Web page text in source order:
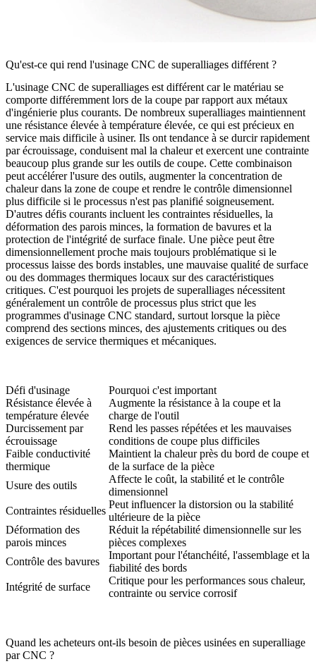
Qu'est-ce qui rend l'usinage CNC de superalliages différent ?
L'usinage CNC de superalliages est différent car le matériau se
comporte différemment lors de la coupe par rapport aux métaux
d'ingénierie plus courants. De nombreux superalliages maintiennent
une résistance élevée à température élevée, ce qui est précieux en
service mais difficile à usiner. Ils ont tendance à se durcir rapidement
par écrouissage, conduisent mal la chaleur et exercent une contrainte
beaucoup plus grande sur les outils de coupe. Cette combinaison
peut accélérer l'usure des outils, augmenter la concentration de
chaleur dans la zone de coupe et rendre le contrôle dimensionnel
plus difficile si le processus n'est pas planifié soigneusement.
D'autres défis courants incluent les contraintes résiduelles, la
déformation des parois minces, la formation de bavures et la
protection de l'intégrité de surface finale. Une pièce peut être
dimensionnellement proche mais toujours problématique si le
processus laisse des bords instables, une mauvaise qualité de surface
ou des dommages thermiques locaux sur des caractéristiques
critiques. C'est pourquoi les projets de superalliages nécessitent
généralement un contrôle de processus plus strict que les
programmes d'usinage CNC standard, surtout lorsque la pièce
comprend des sections minces, des ajustements critiques ou des
exigences de service thermiques et mécaniques.
Défi d'usinage
Pourquoi c'est important
Résistance élevée à
température élevée
Augmente la résistance à la coupe et la
charge de l'outil
Durcissement par
écrouissage
Rend les passes répétées et les mauvaises
conditions de coupe plus difficiles
Faible conductivité
thermique
Maintient la chaleur près du bord de coupe et
de la surface de la pièce
Usure des outils
Affecte le coût, la stabilité et le contrôle
dimensionnel
Contraintes résiduelles
Peut influencer la distorsion ou la stabilité
ultérieure de la pièce
Déformation des
parois minces
Réduit la répétabilité dimensionnelle sur les
pièces complexes
Contrôle des bavures
Important pour l'étanchéité, l'assemblage et la
fiabilité des bords
Intégrité de surface
Critique pour les performances sous chaleur,
contrainte ou service corrosif
Quand les acheteurs ont-ils besoin de pièces usinées en superalliage
par CNC ?